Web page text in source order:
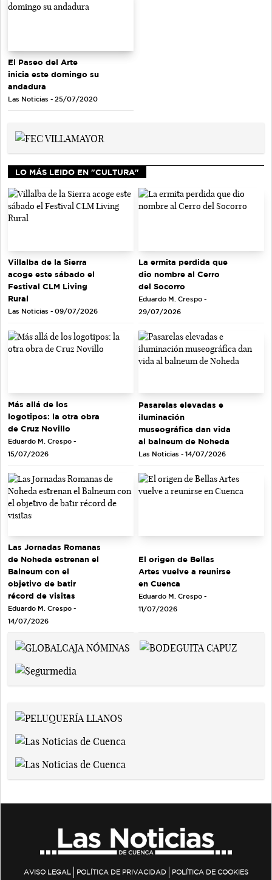
El Paseo del Arte
inicia este domingo su
andadura
Las Noticias - 25/07/2020
LO MÁS LEIDO EN "CULTURA"
Villalba de la Sierra
acoge este sábado el
Festival CLM Living
Rural
Las Noticias - 09/07/2026
La ermita perdida que
dio nombre al Cerro
del Socorro
Eduardo M. Crespo -
29/07/2026
Más allá de los
logotipos: la otra obra
de Cruz Novillo
Eduardo M. Crespo -
15/07/2026
Pasarelas elevadas e
iluminación
museográfica dan vida
al balneum de Noheda
Las Noticias - 14/07/2026
Las Jornadas Romanas
de Noheda estrenan el
Balneum con el
objetivo de batir
récord de visitas
Eduardo M. Crespo -
14/07/2026
El origen de Bellas
Artes vuelve a reunirse
en Cuenca
Eduardo M. Crespo -
11/07/2026
AVISO LEGAL POLÍTICA DE PRIVACIDAD POLÍTICA DE COOKIES